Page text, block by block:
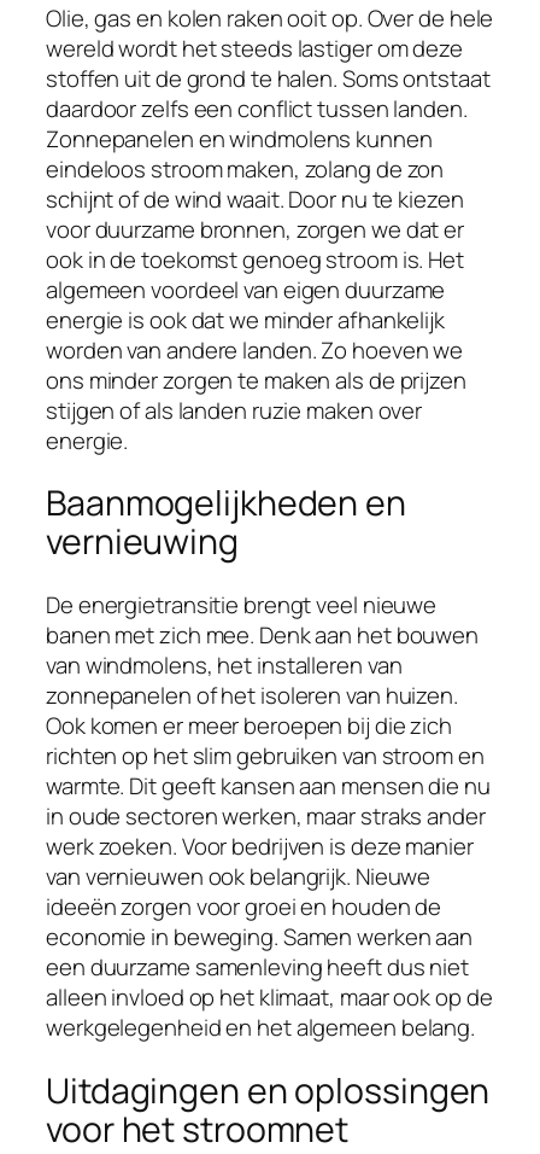
Olie, gas en kolen raken ooit op. Over de hele
wereld wordt het steeds lastiger om deze
stoffen uit de grond te halen. Soms ontstaat
daardoor zelfs een conflict tussen landen.
Zonnepanelen en windmolens kunnen
eindeloos stroom maken, zolang de zon
schijnt of de wind waait. Door nu te kiezen
voor duurzame bronnen, zorgen we dat er
ook in de toekomst genoeg stroom is. Het
algemeen voordeel van eigen duurzame
energie is ook dat we minder afhankelijk
worden van andere landen. Zo hoeven we
ons minder zorgen te maken als de prijzen
stijgen of als landen ruzie maken over
energie.
Baanmogelijkheden en
vernieuwing
De energietransitie brengt veel nieuwe
banen met zich mee. Denk aan het bouwen
van windmolens, het installeren van
zonnepanelen of het isoleren van huizen.
Ook komen er meer beroepen bij die zich
richten op het slim gebruiken van stroom en
warmte. Dit geeft kansen aan mensen die nu
in oude sectoren werken, maar straks ander
werk zoeken. Voor bedrijven is deze manier
van vernieuwen ook belangrijk. Nieuwe
ideeën zorgen voor groei en houden de
economie in beweging. Samen werken aan
een duurzame samenleving heeft dus niet
alleen invloed op het klimaat, maar ook op de
werkgelegenheid en het algemeen belang.
Uitdagingen en oplossingen
voor het stroomnet